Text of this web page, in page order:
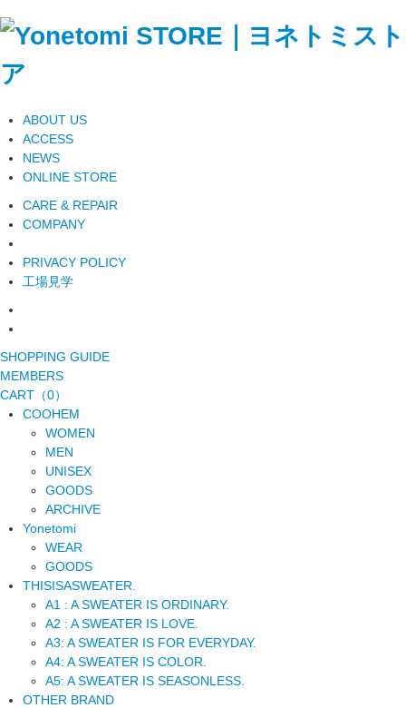
ABOUT US
ACCESS
NEWS
ONLINE STORE
CARE & REPAIR
COMPANY
PRIVACY POLICY
工場見学
SHOPPING GUIDE
MEMBERS
CART（0）
COOHEM
WOMEN
MEN
UNISEX
GOODS
ARCHIVE
Yonetomi
WEAR
GOODS
THISISASWEATER.
A1 : A SWEATER IS ORDINARY.
A2 : A SWEATER IS LOVE.
A3: A SWEATER IS FOR EVERYDAY.
A4: A SWEATER IS COLOR.
A5: A SWEATER IS SEASONLESS.
OTHER BRAND